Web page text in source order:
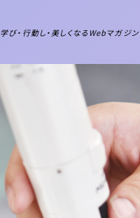
学び・行動し・美しくなるWebマガジン